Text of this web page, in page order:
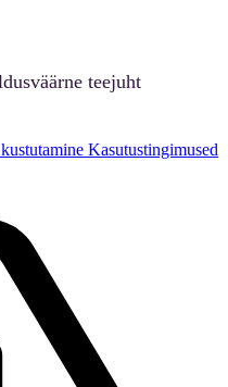
teejuht
Kasutustingimused